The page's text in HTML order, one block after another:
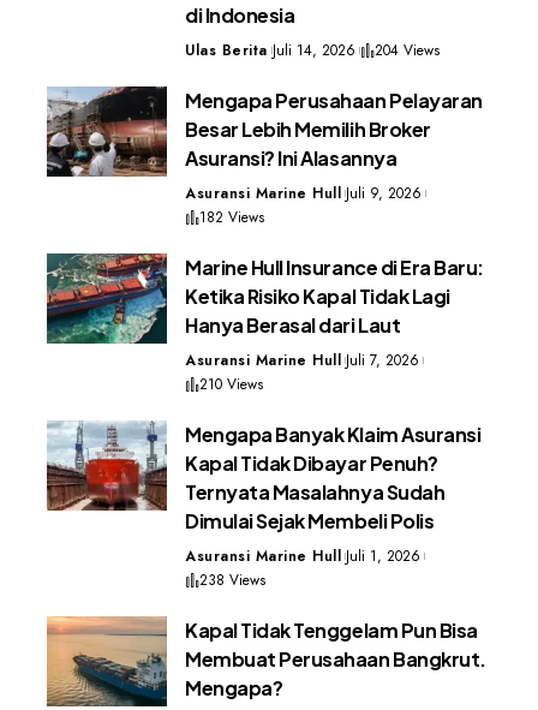
di Indonesia
Ulas Berita Juli 14, 2026 204 Views
Mengapa Perusahaan Pelayaran
Besar Lebih Memilih Broker
Asuransi? Ini Alasannya
Asuransi Marine Hull Juli 9, 2026
182 Views
Marine Hull Insurance di Era Baru:
Ketika Risiko Kapal Tidak Lagi
Hanya Berasal dari Laut
Asuransi Marine Hull Juli 7, 2026
210 Views
Mengapa Banyak Klaim Asuransi
Kapal Tidak Dibayar Penuh?
Ternyata Masalahnya Sudah
Dimulai Sejak Membeli Polis
Asuransi Marine Hull Juli 1, 2026
238 Views
Kapal Tidak Tenggelam Pun Bisa
Membuat Perusahaan Bangkrut.
Mengapa?